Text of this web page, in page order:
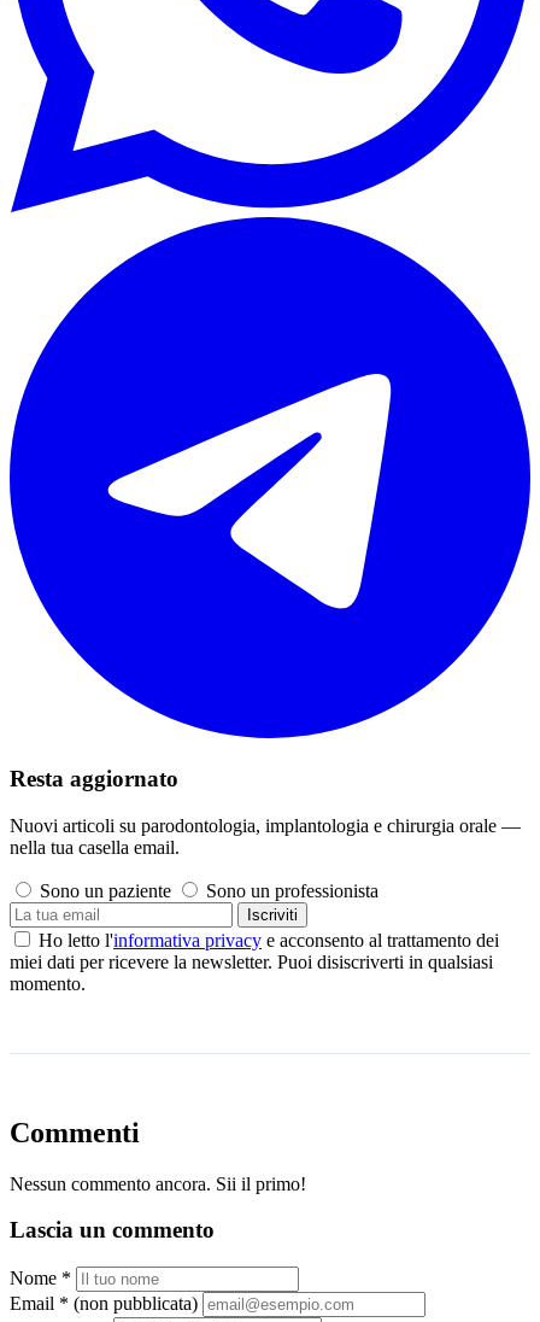
Resta aggiornato
Nuovi articoli su parodontologia, implantologia e chirurgia orale —
nella tua casella email.
Sono un paziente Sono un professionista
Iscriviti
Ho letto l'informativa privacy e acconsento al trattamento dei
miei dati per ricevere la newsletter. Puoi disiscriverti in qualsiasi
momento.
Commenti
Nessun commento ancora. Sii il primo!
Lascia un commento
Nome *
Email * (non pubblicata)